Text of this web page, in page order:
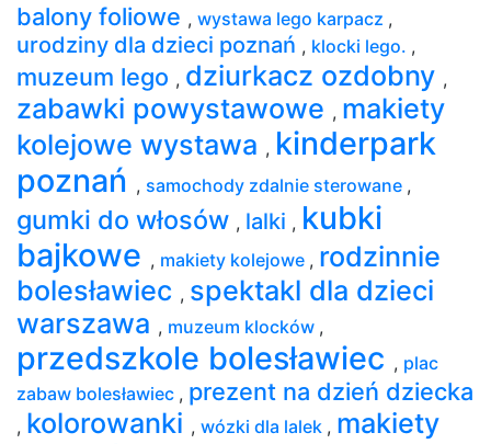
balony foliowe , wystawa lego karpacz ,
urodziny dla dzieci poznań , klocki lego. ,
muzeum lego , dziurkacz ozdobny ,
zabawki powystawowe , makiety
kolejowe wystawa , kinderpark
poznań , samochody zdalnie sterowane ,
gumki do włosów , lalki , kubki
bajkowe , makiety kolejowe , rodzinnie
bolesławiec , spektakl dla dzieci
warszawa , muzeum klocków ,
przedszkole bolesławiec , plac
zabaw bolesławiec , prezent na dzień dziecka
, kolorowanki , wózki dla lalek , makiety